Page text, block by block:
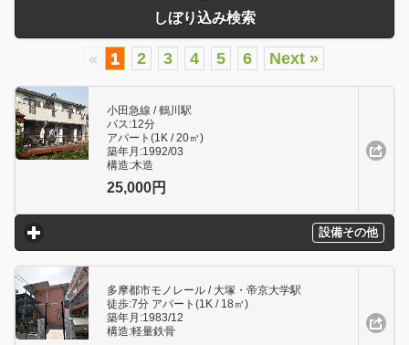
しぼり込み検索
« 1 2 3 4 5 6 Next »
小田急線 / 鶴川駅
バス:12分
アパート(1K / 20㎥)
築年月:1992/03
構造:木造
25,000円
設備その他
click to expand contents
多摩都市モノレール / 大塚・帝京大学駅
徒歩:7分 アパート(1K / 18㎥)
築年月:1983/12
構造:軽量鉄骨